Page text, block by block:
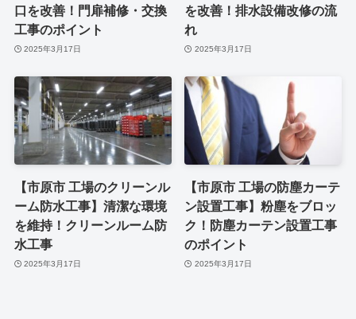
口を改善！門扉補修・交換
工事のポイント
2025年3月17日
を改善！排水設備改修の流
れ
2025年3月17日
【市原市 工場のクリーンル
ーム防水工事】清潔な環境
を維持！クリーンルーム防
水工事
2025年3月17日
【市原市 工場の防塵カーテ
ン設置工事】粉塵をブロッ
ク！防塵カーテン設置工事
のポイント
2025年3月17日